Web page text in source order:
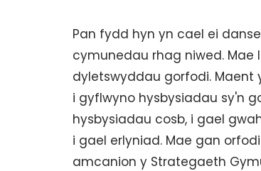
Pan fydd hyn yn cael ei
cymunedau rhag niwed.
dyletswyddau gorfodi.
i gyflwyno hysbysiadau sy'n
hysbysiadau cosb, i gael
i gael erlyniad. Mae gan
amcanion y Strategaeth